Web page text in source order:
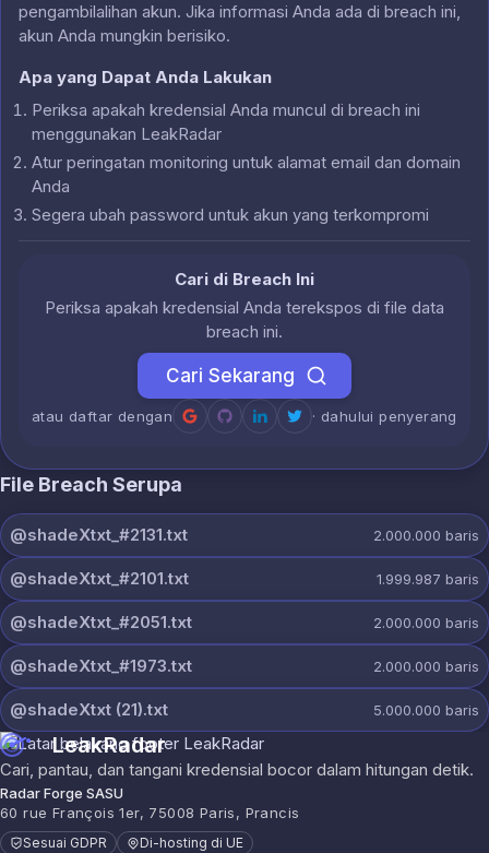
pengambilalihan akun. Jika informasi Anda ada di breach ini,
akun Anda mungkin berisiko.
Apa yang Dapat Anda Lakukan
Periksa apakah kredensial Anda muncul di breach ini
menggunakan LeakRadar
Atur peringatan monitoring untuk alamat email dan domain
Anda
Segera ubah password untuk akun yang terkompromi
Cari di Breach Ini
Periksa apakah kredensial Anda terekspos di file data
breach ini.
Cari Sekarang
atau daftar dengan · dahului penyerang
File Breach Serupa
@shadeXtxt_#2131.txt 2.000.000 baris
@shadeXtxt_#2101.txt 1.999.987 baris
@shadeXtxt_#2051.txt 2.000.000 baris
@shadeXtxt_#1973.txt 2.000.000 baris
@shadeXtxt (21).txt 5.000.000 baris
LeakRadar
Cari, pantau, dan tangani kredensial bocor dalam hitungan detik.
Radar Forge SASU
60 rue François 1er, 75008 Paris, Prancis
Sesuai GDPR Di-hosting di UE